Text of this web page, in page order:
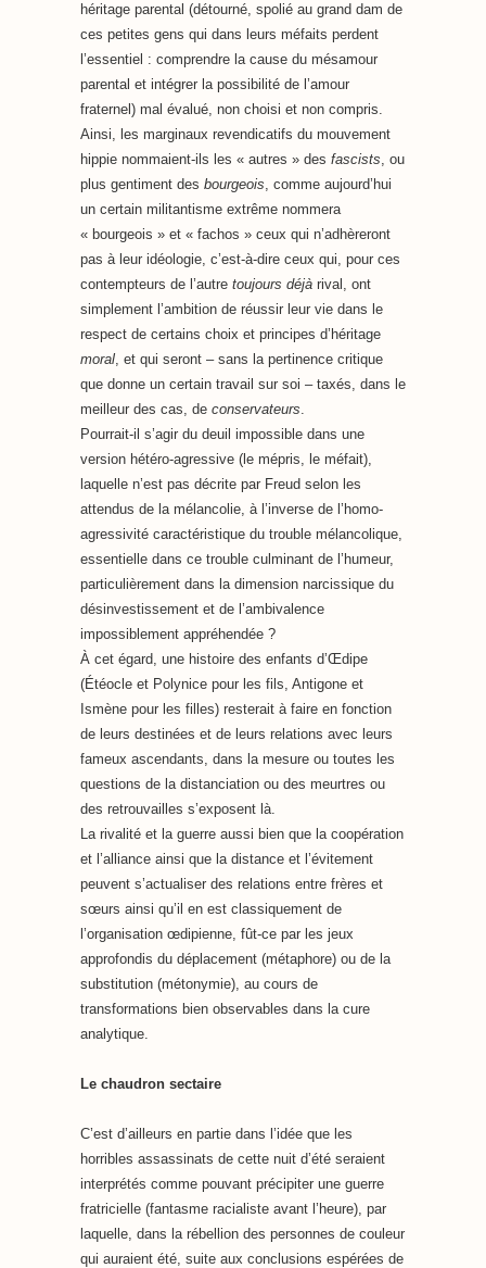
héritage parental (détourné, spolié au grand dam de
ces petites gens qui dans leurs méfaits perdent
l’essentiel : comprendre la cause du mésamour
parental et intégrer la possibilité de l’amour
fraternel) mal évalué, non choisi et non compris.
Ainsi, les marginaux revendicatifs du mouvement
hippie nommaient-ils les « autres » des fascists, ou
plus gentiment des bourgeois, comme aujourd’hui
un certain militantisme extrême nommera
« bourgeois » et « fachos » ceux qui n’adhèreront
pas à leur idéologie, c’est-à-dire ceux qui, pour ces
contempteurs de l’autre toujours déjà rival, ont
simplement l’ambition de réussir leur vie dans le
respect de certains choix et principes d’héritage
moral, et qui seront – sans la pertinence critique
que donne un certain travail sur soi – taxés, dans le
meilleur des cas, de conservateurs.
Pourrait-il s’agir du deuil impossible dans une
version hétéro-agressive (le mépris, le méfait),
laquelle n’est pas décrite par Freud selon les
attendus de la mélancolie, à l’inverse de l’homo-
agressivité caractéristique du trouble mélancolique,
essentielle dans ce trouble culminant de l’humeur,
particulièrement dans la dimension narcissique du
désinvestissement et de l’ambivalence
impossiblement appréhendée ?
À cet égard, une histoire des enfants d’Œdipe
(Étéocle et Polynice pour les fils, Antigone et
Ismène pour les filles) resterait à faire en fonction
de leurs destinées et de leurs relations avec leurs
fameux ascendants, dans la mesure ou toutes les
questions de la distanciation ou des meurtres ou
des retrouvailles s’exposent là.
La rivalité et la guerre aussi bien que la coopération
et l’alliance ainsi que la distance et l’évitement
peuvent s’actualiser des relations entre frères et
sœurs ainsi qu’il en est classiquement de
l’organisation œdipienne, fût-ce par les jeux
approfondis du déplacement (métaphore) ou de la
substitution (métonymie), au cours de
transformations bien observables dans la cure
analytique.
Le chaudron sectaire
C’est d’ailleurs en partie dans l’idée que les
horribles assassinats de cette nuit d’été seraient
interprétés comme pouvant précipiter une guerre
fratricielle (fantasme racialiste avant l’heure), par
laquelle, dans la rébellion des personnes de couleur
qui auraient été, suite aux conclusions espérées de